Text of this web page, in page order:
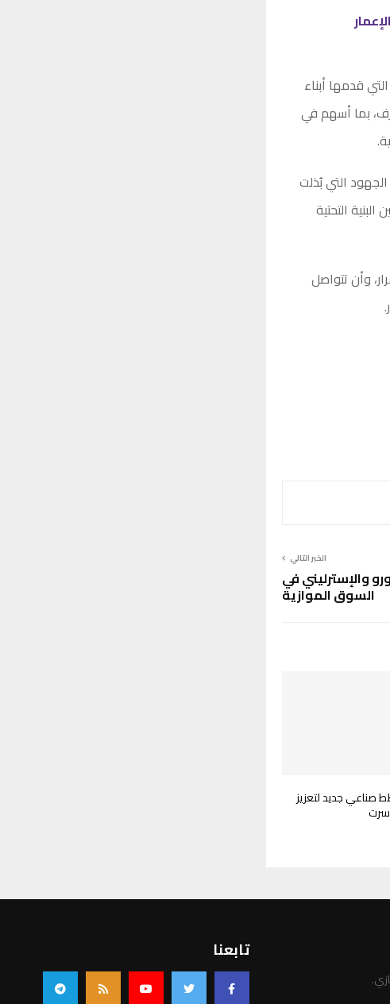
قدمها أبناء
بما أسهم في
التي بُذلت
التحتية
وأن تتواصل
الخبر التالي
والإسترليني في
السوق الموازية
صناعي جديد لتعزيز
سرت
تابعنا